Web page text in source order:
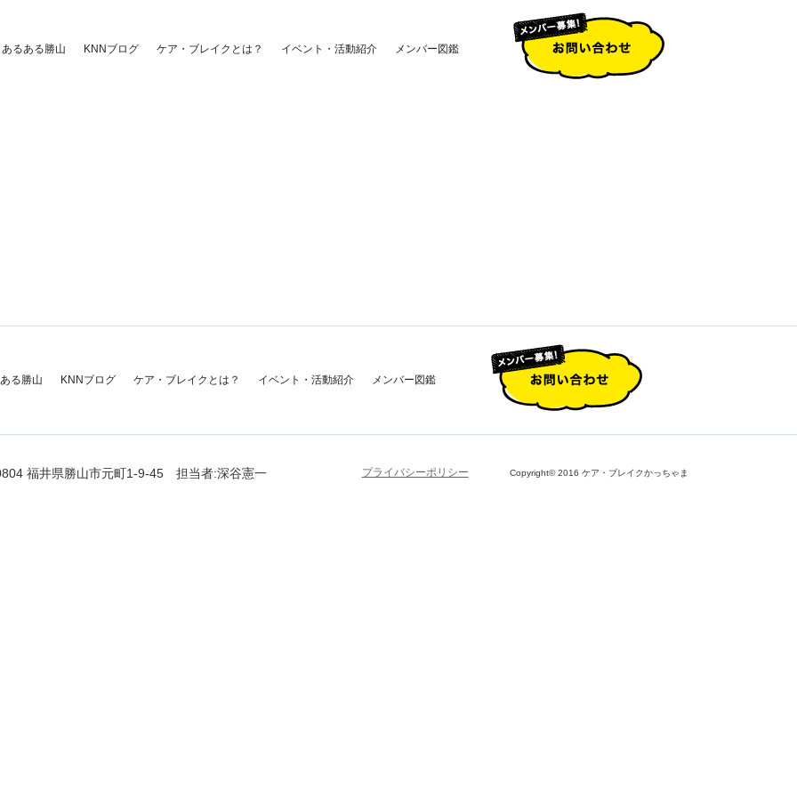
あるある勝山 KNNブログ ケア・ブレイクとは？ イベント・活動紹介 メンバー図鑑
る勝山 KNNブログ ケア・ブレイクとは？ イベント・活動紹介 メンバー図鑑
福井県勝山市元町1-9-45 担当者:深谷憲一 プライバシーポリシー Copyright© 2016 ケア・ブレイクかっちゃま